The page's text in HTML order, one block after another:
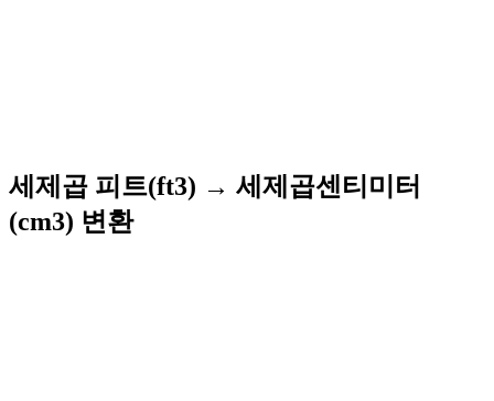
세제곱 피트(ft3) → 세제곱센티미터
(cm3) 변환